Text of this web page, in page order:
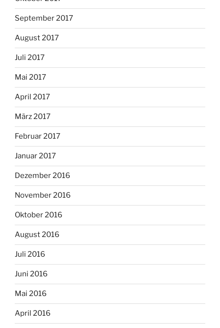
September 2017
August 2017
Juli 2017
Mai 2017
April 2017
März 2017
Februar 2017
Januar 2017
Dezember 2016
November 2016
Oktober 2016
August 2016
Juli 2016
Juni 2016
Mai 2016
April 2016